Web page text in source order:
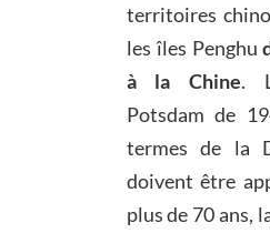
territoires
les îles Penghu
à la Chine.
Potsdam de
termes de la
doivent être
plus de 70 ans,